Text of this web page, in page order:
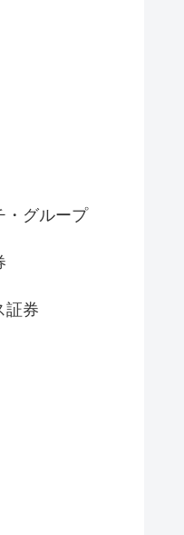
・グループ
証券